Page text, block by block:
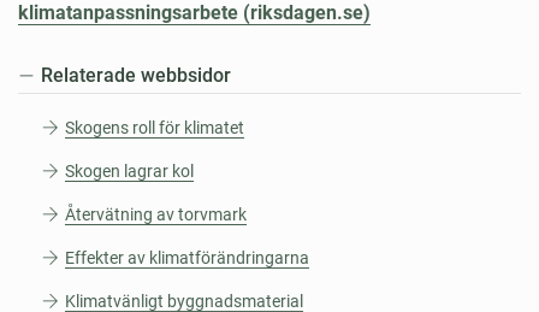
klimatanpassningsarbete (riksdagen.se)
Relaterade webbsidor
Skogens roll för klimatet
Skogen lagrar kol
Återvätning av torvmark
Effekter av klimatförändringarna
Klimatvänligt byggnadsmaterial